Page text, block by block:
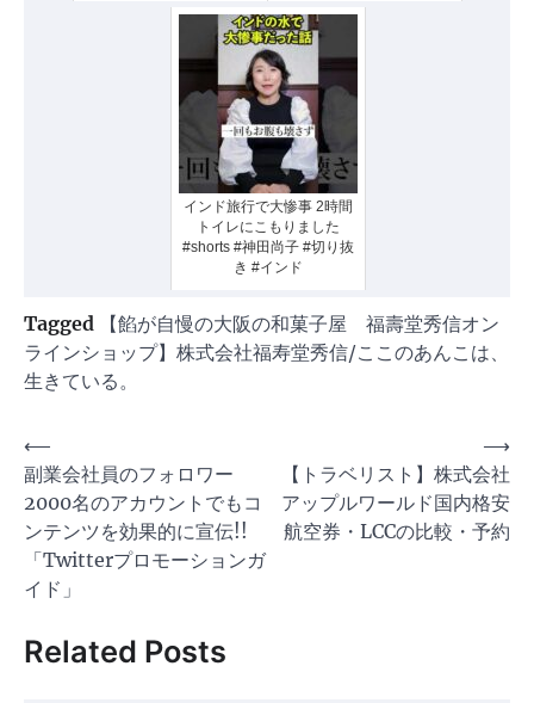
インド旅行で大惨事 2時間
トイレにこもりました
#shorts #神田尚子 #切り抜
き #インド
Tagged
【餡が自慢の大阪の和菓子屋 福壽堂秀信オン
ラインショップ】株式会社福寿堂秀信/ここのあんこは、
生きている。
投
稿
ナ
ビ
ゲ
ー
シ
⟵
副業会社員のフォロワー
2000名のアカウントでもコ
ンテンツを効果的に宣伝!!
「Twitterプロモーションガ
イド」
【トラベリスト】株式会社
アップルワールド国内格安
航空券・LCCの比較・予約
⟶
Related Posts